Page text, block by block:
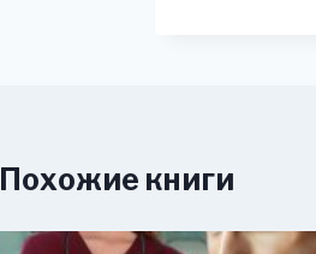
Похожие книги